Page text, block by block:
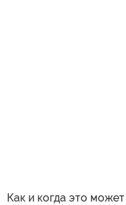
Как и когда это